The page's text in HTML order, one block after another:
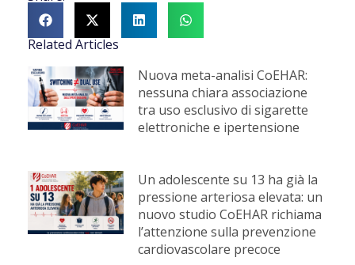
Related Articles
Nuova meta-analisi CoEHAR:
nessuna chiara associazione
tra uso esclusivo di sigarette
elettroniche e ipertensione
Un adolescente su 13 ha già la
pressione arteriosa elevata: un
nuovo studio CoEHAR richiama
l’attenzione sulla prevenzione
cardiovascolare precoce